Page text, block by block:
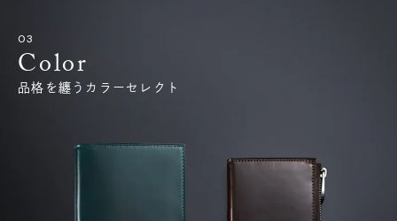
Color
品格を纏うカラーセレクト